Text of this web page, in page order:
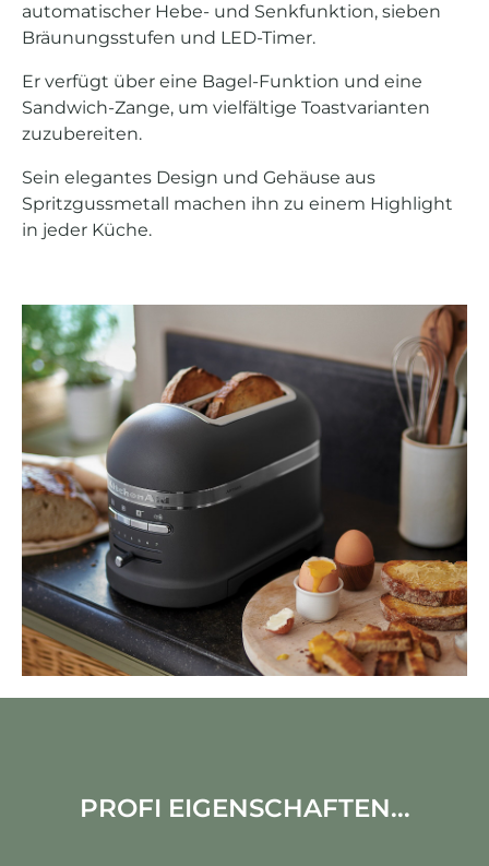
automatischer Hebe- und Senkfunktion, sieben
Bräunungsstufen und LED-Timer.
Er verfügt über eine Bagel-Funktion und eine
Sandwich-Zange, um vielfältige Toastvarianten
zuzubereiten.
Sein elegantes Design und Gehäuse aus
Spritzgussmetall machen ihn zu einem Highlight
in jeder Küche.
PROFI EIGENSCHAFTEN...